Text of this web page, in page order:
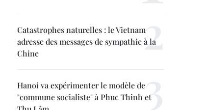
Catastrophes naturelles : le Vietnam
adresse des messages de sympathie à la
Chine
Hanoi va expérimenter le modèle de
"commune socialiste" à Phuc Thinh et